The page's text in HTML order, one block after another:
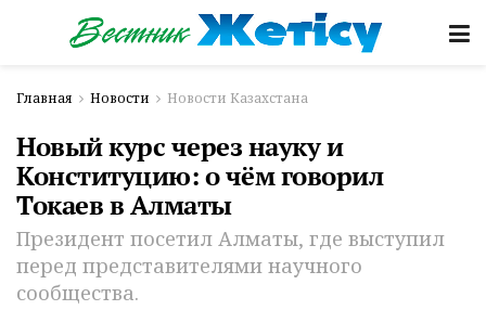
Главная Новости Новости Казахстана
Новый курс через науку и
Конституцию: о чём говорил
Токаев в Алматы
Президент посетил Алматы, где выступил
перед представителями научного
сообщества.